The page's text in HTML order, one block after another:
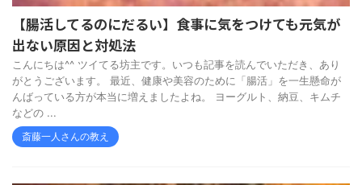
【腸活してるのにだるい】食事に気をつけても元気が
出ない原因と対処法
こんにちは^^ ツイてる坊主です。いつも記事を読んでいただき、あり
がとうございます。 最近、健康や美容のために「腸活」を一生懸命が
んばっている方が本当に増えましたよね。 ヨーグルト、納豆、キムチ
などの ...
斎藤一人さんの教え